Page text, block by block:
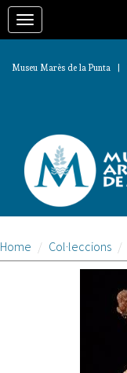
Vés
contingutToggle
Museu Marès de la Punta |
Home Col·leccions